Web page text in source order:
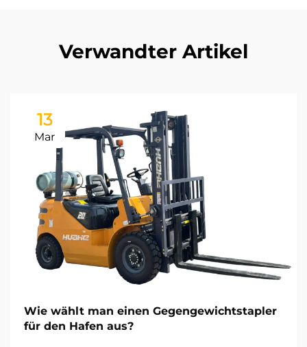
Verwandter Artikel
13
Mar
Wie wählt man einen Gegengewichtstapler
für den Hafen aus?